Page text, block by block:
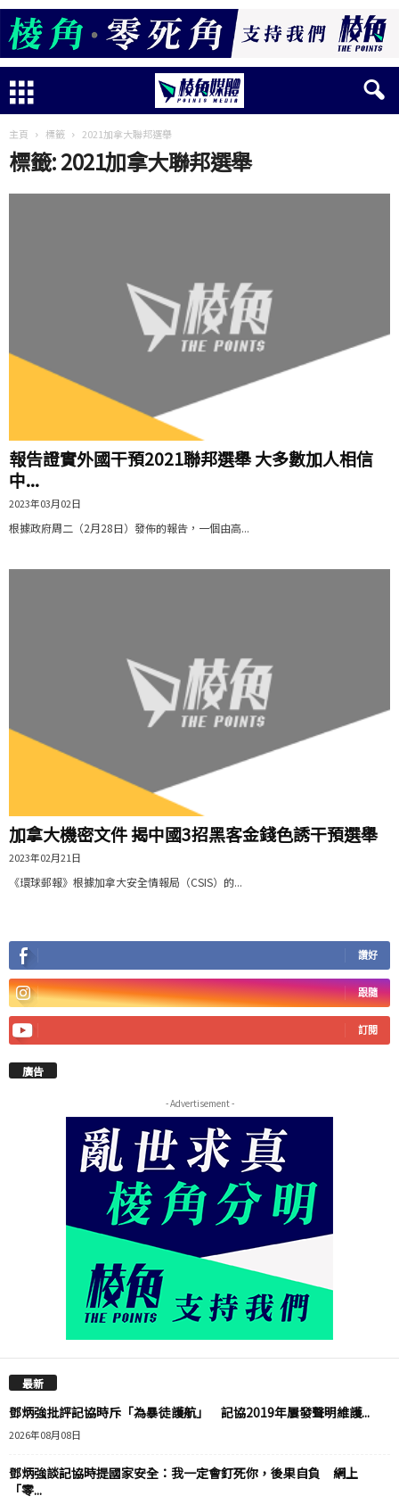
主頁 標籤 2021加拿大聯邦選舉
標籤: 2021加拿大聯邦選舉
報告證實外國干預2021聯邦選舉 大多數加人相信
中...
2023年03月02日
根據政府周二（2月28日）發佈的報告，一個由高...
加拿大機密文件 揭中國3招黑客金錢色誘干預選舉
2023年02月21日
《環球郵報》根據加拿大安全情報局（CSIS）的...
讚好
跟隨
訂閱
廣告
- Advertisement -
最新
鄧炳強批評記協時斥「為暴徒護航」 記協2019年屢發聲明維護...
2026年08月08日
鄧炳強談記協時提國家安全：我一定會釘死你，後果自負 網上
「零...